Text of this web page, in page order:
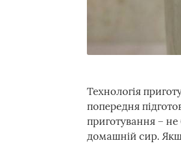
Технологія
попередня
приготування –
домашній сир.